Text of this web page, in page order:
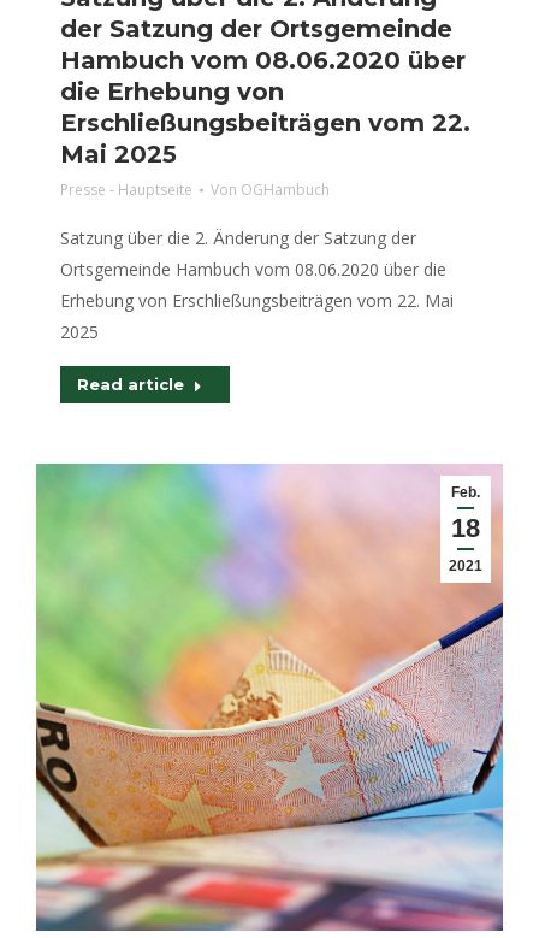
der Satzung der Ortsgemeinde
Hambuch vom 08.06.2020 über
die Erhebung von
Erschließungsbeiträgen vom 22.
Mai 2025
Presse - Hauptseite Von OGHambuch
Satzung über die 2. Änderung der Satzung der
Ortsgemeinde Hambuch vom 08.06.2020 über die
Erhebung von Erschließungsbeiträgen vom 22. Mai
2025
Read article
Feb.
18
2021